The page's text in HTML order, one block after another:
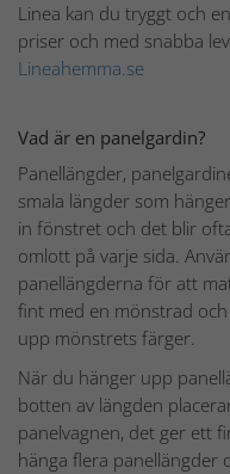
Linea kan du tryggt och
priser och med snabba
Lineahemma.se
Vad är en panelgardin?
Panellängder,
smala längder som
in fönstret och det blir
omlott på varje sida.
panellängderna för att
fint med en mönstrad
upp mönstrets färger.
När du hänger upp
botten av längden
panelvagnen, det ger ett
hänga flera panellängder